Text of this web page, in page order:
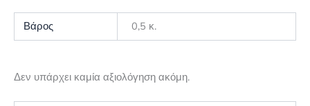
Βάρος 0,5 κ.
Δεν υπάρχει καμία αξιολόγηση ακόμη.